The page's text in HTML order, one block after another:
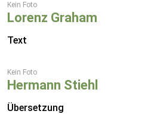
Kein Foto
Lorenz Graham
Text
Kein Foto
Hermann Stiehl
Übersetzung